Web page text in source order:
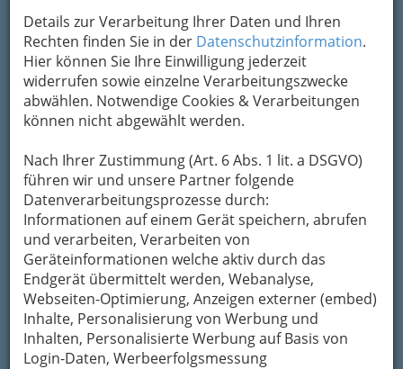
Details zur Verarbeitung Ihrer Daten und Ihren
Rechten finden Sie in der Datenschutzinformation.
Hier können Sie Ihre Einwilligung jederzeit
widerrufen sowie einzelne Verarbeitungszwecke
abwählen. Notwendige Cookies & Verarbeitungen
können nicht abgewählt werden.
Nach Ihrer Zustimmung (Art. 6 Abs. 1 lit. a DSGVO)
führen wir und unsere Partner folgende
Datenverarbeitungsprozesse durch:
Informationen auf einem Gerät speichern, abrufen
und verarbeiten, Verarbeiten von
Geräteinformationen welche aktiv durch das
Endgerät übermittelt werden, Webanalyse,
Webseiten-Optimierung, Anzeigen externer (embed)
Inhalte, Personalisierung von Werbung und
Inhalten, Personalisierte Werbung auf Basis von
Login-Daten, Werbeerfolgsmessung
Kontaktaufnahme
Um die Info-Graz Firmenvor Spam-Mails zu
bewahren, verwenden wir an dieser Stelle zur
Übermittlung Ihrer Nachricht ein sicheres
Formular. Ihre Nachricht wird nach dem
Absenden umgehend per Mail an das
GmbH & Co KG weitergeleitet.
Mein Name
Meine Email Adresse
Mein Betreff